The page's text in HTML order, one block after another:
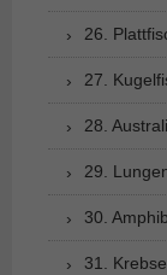
26.
27.
28.
29.
30.
31.